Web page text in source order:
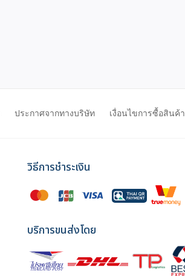
ประกาศจากทางบริษัท เงื่อนไขการซื้อสินค้า
วิธีการชำระเงิน
บริการขนส่งโดย